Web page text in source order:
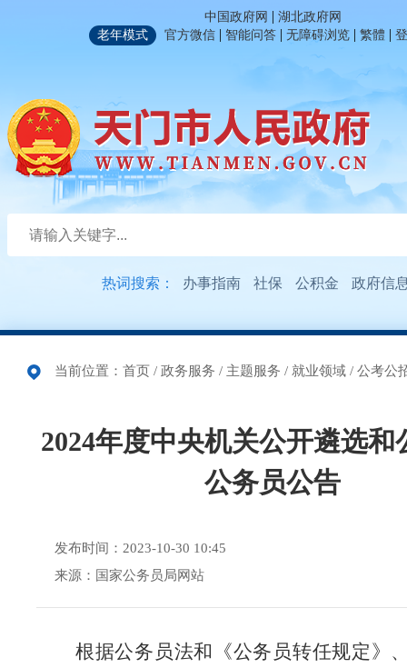
中国政府网 | 湖北政府网
老年模式
官方微信 | 智能问答 | 无障碍浏览 | 繁體 |
热词搜索： 办事指南 社保 公积金 政府信
当前位置： 首页 / 政务服务 / 主题服务 / 就业领域 / 公考公
2024年度中央机关公开遴选和
公务员公告
发布时间：2023-10-30 10:45
来源：国家公务员局网站
根据公务员法和《公务员转任规定》